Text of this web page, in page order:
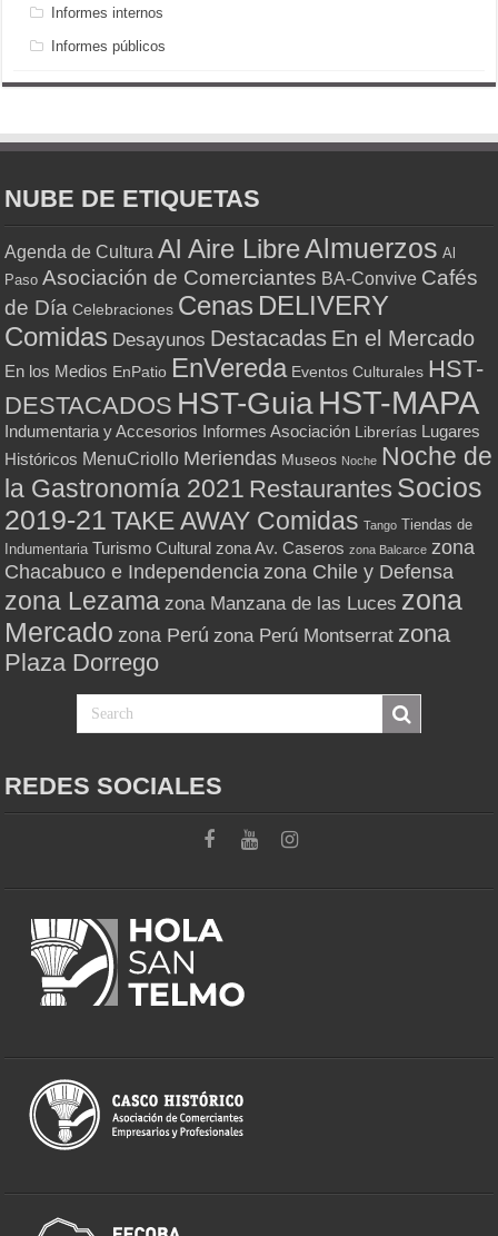
Informes internos
Informes públicos
NUBE DE ETIQUETAS
Agenda de Cultura Al Aire LibreAlmuerzos Al
Paso Asociación de Comerciantes BA-Convive Cafés
de Día Celebraciones Cenas DELIVERY
Comidas Desayunos Destacadas En el Mercado
En los Medios EnPatio EnVereda Eventos Culturales HST-
DESTACADOS HST-GuiaHST-MAPA
Indumentaria y Accesorios Informes Asociación Librerías Lugares
Históricos MenuCriollo Meriendas Museos Noche Noche de
la Gastronomía 2021 Restaurantes Socios
2019-21 TAKE AWAY Comidas Tango Tiendas de
Indumentaria Turismo Cultural zona Av. Caseros zona Balcarce zona
Chacabuco e Independencia zona Chile y Defensa
zona Lezama zona Manzana de las Luces zona
Mercado zona Perú zona Perú Montserrat zona
Plaza Dorrego
REDES SOCIALES